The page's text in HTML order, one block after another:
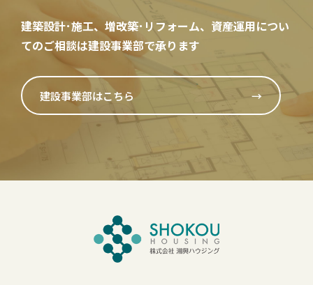
建築設計･施工、増改築･リフォーム、資産運用につい
てのご相談は建設事業部で承ります
建設事業部はこちら →